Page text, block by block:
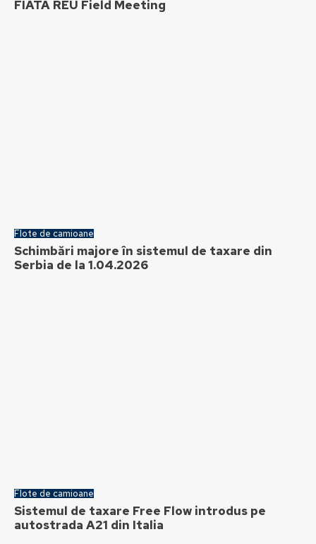
FIATA REU Field Meeting
Flote de camioane
Schimbări majore în sistemul de taxare din
Serbia de la 1.04.2026
Flote de camioane
Sistemul de taxare Free Flow introdus pe
autostrada A21 din Italia